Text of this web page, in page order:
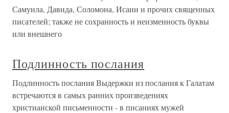
Самуила, Давида, Соломона, Исаии и прочих священных
писателей; также не сохранность и неизменность буквы
или внешнего
Подлинность послания
Подлинность послания Выдержки из послания к Галатам
встречаются в самых ранних произведениях
христианской письменности - в писаниях мужей